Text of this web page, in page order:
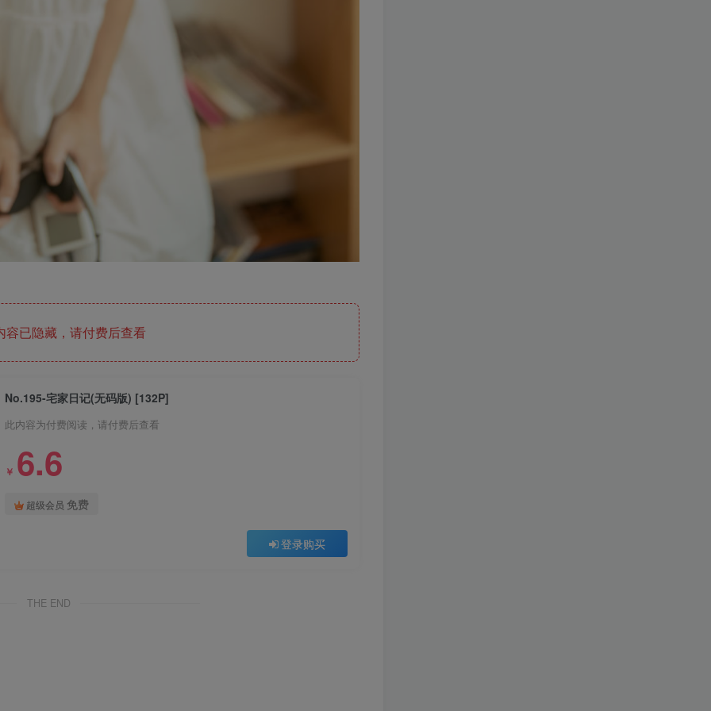
已隐藏，请付费后查看
No.195-宅家日记(无码版) [132P]
此内容为付费阅读，请付费后查看
￥ 6.6
超级会员 免费
登录购买
THE END